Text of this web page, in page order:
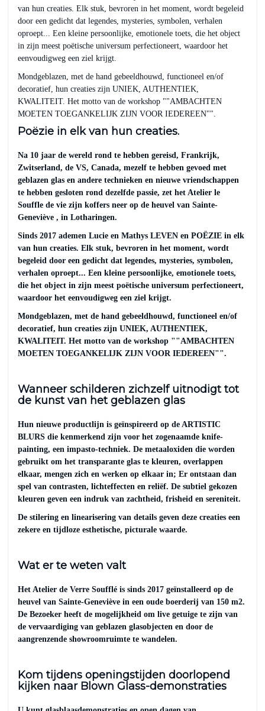
van hun creaties. Elk stuk, bevroren in het moment, wordt begeleid
door een gedicht dat legendes, mysteries, symbolen, verhalen
oproept... Een kleine persoonlijke, emotionele toets, die het object
in zijn meest poëtische universum perfectioneert, waardoor het
eenvoudigweg een ziel krijgt.
Mondgeblazen, met de hand gebeeldhouwd, functioneel en/of
decoratief, hun creaties zijn UNIEK, AUTHENTIEK,
KWALITEIT. Het motto van de workshop ""AMBACHTEN
MOETEN TOEGANKELIJK ZIJN VOOR IEDEREEN"".
Poëzie in elk van hun creaties.
Na 10 jaar de wereld rond te hebben gereisd, Frankrijk,
Zwitserland, de VS, Canada, mezelf te hebben gevoed met
geblazen glas en andere technieken en nieuwe vriendschappen
te hebben gesloten rond dezelfde passie, zet het Atelier le
Souffle de vie zijn koffers neer op de heuvel van Sainte-
Geneviève , in Lotharingen.
Sinds 2017 ademen Lucie en Mathys LEVEN en POËZIE in elk
van hun creaties. Elk stuk, bevroren in het moment, wordt
begeleid door een gedicht dat legendes, mysteries, symbolen,
verhalen oproept... Een kleine persoonlijke, emotionele toets,
die het object in zijn meest poëtische universum perfectioneert,
waardoor het eenvoudigweg een ziel krijgt.
Mondgeblazen, met de hand gebeeldhouwd, functioneel en/of
decoratief, hun creaties zijn UNIEK, AUTHENTIEK,
KWALITEIT. Het motto van de workshop ""AMBACHTEN
MOETEN TOEGANKELIJK ZIJN VOOR IEDEREEN"".
Wanneer schilderen zichzelf uitnodigt tot
de kunst van het geblazen glas
Hun nieuwe productlijn is geïnspireerd op de ARTISTIC
BLURS die kenmerkend zijn voor het zogenaamde knife-
painting, een impasto-techniek. De metaaloxiden die worden
gebruikt om het transparante glas te kleuren, overlappen
elkaar, mengen zich en werken op elkaar in; Er ontstaan dan
spel van contrasten, lichteffecten en reliëf. De subtiel gekozen
kleuren geven een indruk van zachtheid, frisheid en sereniteit.
De stilering en linearisering van details geven deze creaties een
zekere en tijdloze esthetische, picturale waarde.
Wat er te weten valt
Het Atelier de Verre Soufflé is sinds 2017 geïnstalleerd op de
heuvel van Sainte-Geneviève in een oude boerderij van 150 m2.
De Bezoeker heeft de mogelijkheid om live getuige te zijn van
de vervaardiging van geblazen glasobjecten en door de
aangrenzende showroomruimte te wandelen.
Kom tijdens openingstijden doorlopend
kijken naar Blown Glass-demonstraties